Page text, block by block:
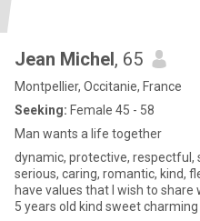
Jean Michel, 65
Montpellier, Occitanie, France
Seeking: Female 45 - 58
Man wants a life together
dynamic, protective, respectful,
serious, caring, romantic, kind,
have values ​​that I wish to
5 years old kind sweet